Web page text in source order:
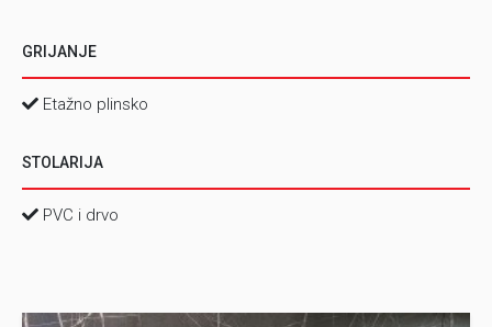
GRIJANJE
Etažno plinsko
STOLARIJA
PVC i drvo